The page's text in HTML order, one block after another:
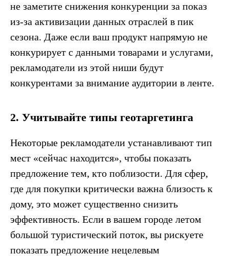
не заметите снижения конкуренции за показ
из-за активизации данных отраслей в пик
сезона. Даже если ваш продукт напрямую не
конкурирует с данными товарами и услугами,
рекламодатели из этой ниши будут
конкурентами за внимание аудитории в ленте.
2. Учитывайте типы геотаргетинга
Некоторые рекламодатели устанавливают тип
мест «сейчас находится», чтобы показать
предложение тем, кто поблизости. Для сфер,
где для покупки критически важна близость к
дому, это может существенно снизить
эффективность. Если в вашем городе летом
большой туристический поток, вы рискуете
показать предложение нецелевым